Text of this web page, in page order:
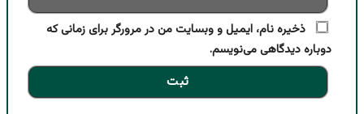
ذخیره نام، ایمیل و وبسایت من در مرورگر برای زمانی که
دوباره دیدگاهی می‌نویسم.